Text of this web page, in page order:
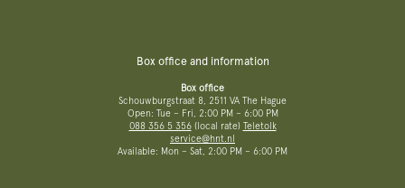
Box office and information
Box office
Schouwburgstraat 8, 2511 VA The Hague
Open: Tue – Fri, 2:00 PM – 6:00 PM
088 356 5 356(local rate) Teletolk
service@hnt.nl
Available: Mon – Sat, 2:00 PM – 6:00 PM